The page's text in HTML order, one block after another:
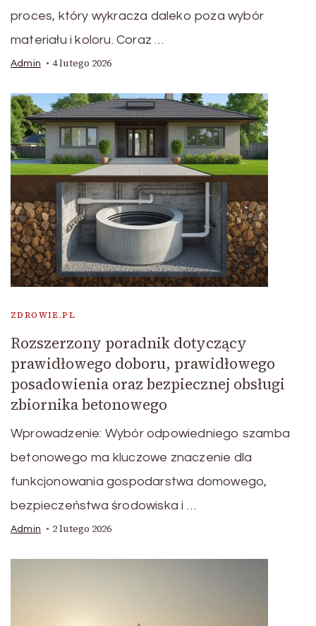
proces, który wykracza daleko poza wybór
materiału i koloru. Coraz …
Admin 4 lutego 2026
ZDROWIE.PL
Rozszerzony poradnik dotyczący
prawidłowego doboru, prawidłowego
posadowienia oraz bezpiecznej obsługi
zbiornika betonowego
Wprowadzenie: Wybór odpowiedniego szamba
betonowego ma kluczowe znaczenie dla
funkcjonowania gospodarstwa domowego,
bezpieczeństwa środowiska i …
Admin 2 lutego 2026